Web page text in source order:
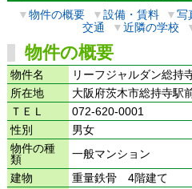
▼物件の概要 ▼設備・賃料 ▼写
交通
▼近隣の学校
物件の概要
物件名
リーフジャルダン総持
所在地
大阪府茨木市総持寺駅
ＴＥＬ
072-620-0001
性別
男女
物件の種
類
一般マンション
建物
重量鉄骨 4階建て